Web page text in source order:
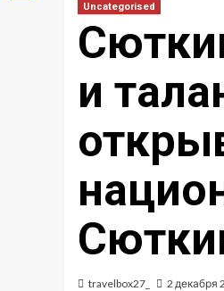
Uncategorised
и
travelbox27_ 2 декабря
Отправить